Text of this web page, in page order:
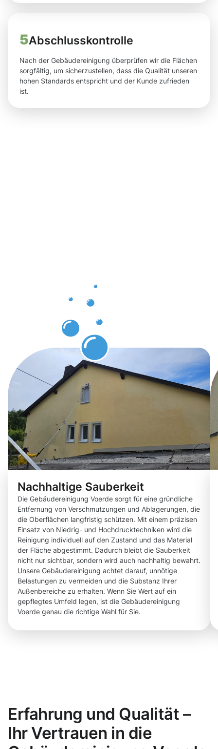
5Abschlusskontrolle
Nach der Gebäudereinigung überprüfen wir die Flächen
sorgfältig, um sicherzustellen, dass die Qualität unseren
hohen Standards entspricht und der Kunde zufrieden
ist.
Nachhaltige Sauberkeit
Die Gebäudereinigung Voerde sorgt für eine gründliche
Entfernung von Verschmutzungen und Ablagerungen, die
die Oberflächen langfristig schützen. Mit einem präzisen
Einsatz von Niedrig- und Hochdrucktechniken wird die
Reinigung individuell auf den Zustand und das Material
der Fläche abgestimmt. Dadurch bleibt die Sauberkeit
nicht nur sichtbar, sondern wird auch nachhaltig bewahrt.
Unsere Gebäudereinigung achtet darauf, unnötige
Belastungen zu vermeiden und die Substanz Ihrer
Außenbereiche zu erhalten. Wenn Sie Wert auf ein
gepflegtes Umfeld legen, ist die Gebäudereinigung
Voerde genau die richtige Wahl für Sie.
Erfahrung und Qualität –
Ihr Vertrauen in die